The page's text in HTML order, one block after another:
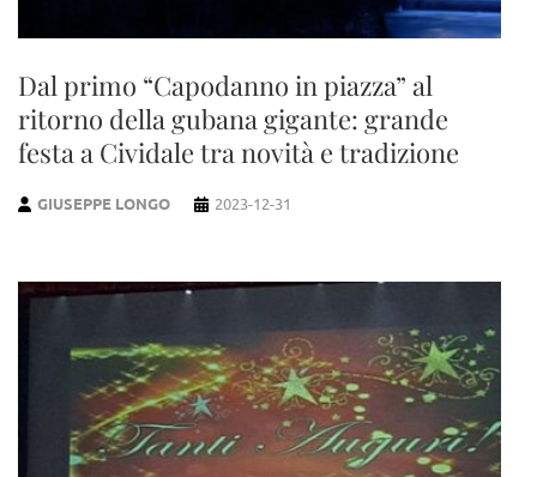
Dal primo “Capodanno in piazza” al
ritorno della gubana gigante: grande
festa a Cividale tra novità e tradizione
GIUSEPPE LONGO 2023-12-31